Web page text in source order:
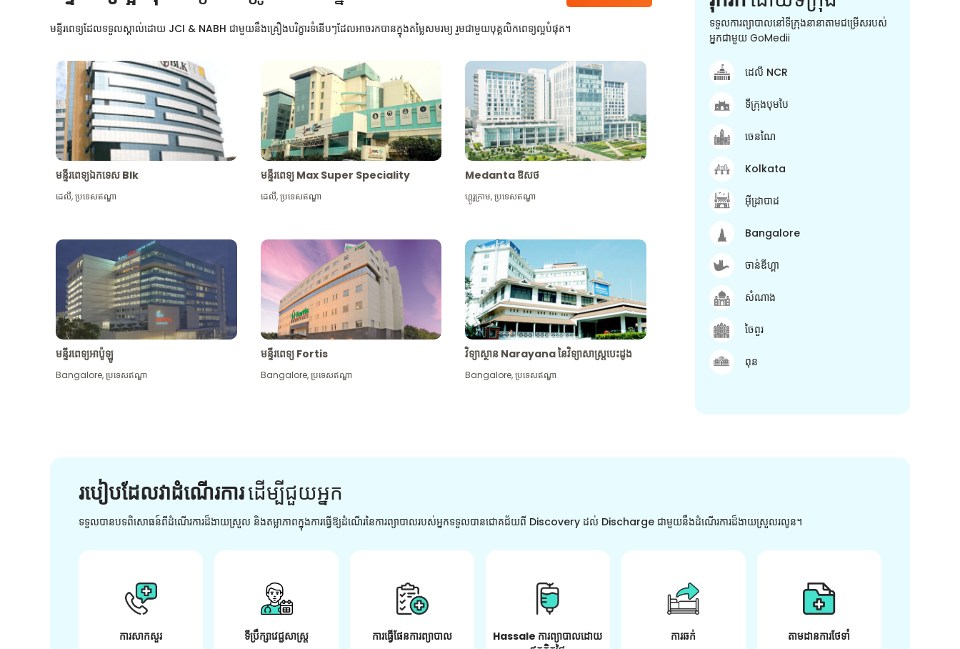
មន្ទីរពេទ្យដែលទទួលស្គាល់ដោយ JCI & NABH ជាមួយនឹងគ្រឿងបរិក្ខារទំនើបៗដែលអាចរកបានក្នុងតម្លៃសមរម្យ រួមជាមួយបុគ្គលិកពេទ្យល្អបំផុត។
មន្ទីរពេទ្យឯកទេស Blk
ដេលី,ប្រទេសឥណ្ឌា
មន្ទីរពេទ្យ Max Super Speciality
ដេលី,ប្រទេសឥណ្ឌា
Medanta ឱសថ
ហ្គូរូក្រាម,ប្រទេសឥណ្ឌា
មន្ទីរពេទ្យអាប៉ូឡូ
Bangalore,ប្រទេសឥណ្ឌា
មន្ទីរពេទ្យ Fortis
Bangalore,ប្រទេសឥណ្ឌា
វិទ្យាស្ថាន Narayana នៃវិទ្យាសាស្រ្តបេះដូង
Bangalore,ប្រទេសឥណ្ឌា
ទទួលការព្យាបាលនៅទីក្រុងនានាតាមជម្រើសរបស់
អ្នកជាមួយ GoMedii
ដេលី NCR
ទីក្រុងបុមបៃ
ចេនណៃ
Kolkata
អ៊ីដ្រាបាដ
Bangalore
ចាន់ឌីហ្គា
សំណាង
ចៃពួរ
ពុន
របៀបដែលវាដំណើរការដើម្បី​ជួយ​អ្នក
ទទួលបានបទពិសោធន៍ពីដំណើរការដ៏ងាយស្រួល និងតម្លាភាពក្នុងការធ្វើឱ្យដំណើរនៃការព្យាបាលរបស់អ្នកទទួលបានជោគជ័យពី Discovery ដល់ Discharge ជាមួយនឹងដំណើរការដ៏ងាយស្រួលរលូន។
ការសាកសួរ ទីប្រឹក្សាវេជ្ជសាស្ត្រ ការធ្វើផែនការព្យាបាល
Hassale ការព្យាបាលដោយ
ការឆក់ តាមដានការថែទាំ